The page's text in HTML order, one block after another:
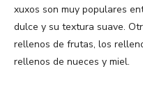
xuxos son muy populares
dulce y su textura suave.
rellenos de frutas, los
rellenos de nueces y miel.